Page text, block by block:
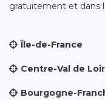
gratuitement et dans
Île-de-France
Centre-Val de
Bourgogne-